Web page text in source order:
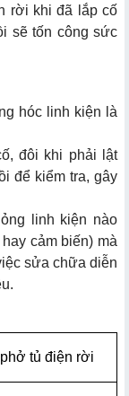
rời khi đã lắp cố
sẽ tốn công sức
hóc linh kiện là
đôi khi phải lật
để kiểm tra, gây
linh kiện nào
cảm biến) mà
sửa chữa diễn
tủ điện rời